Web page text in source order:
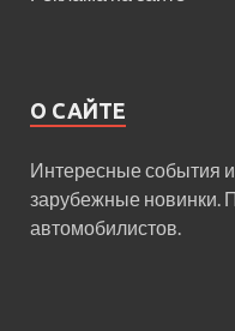
О САЙТЕ
Интересные события
зарубежные новинки.
автомобилистов.